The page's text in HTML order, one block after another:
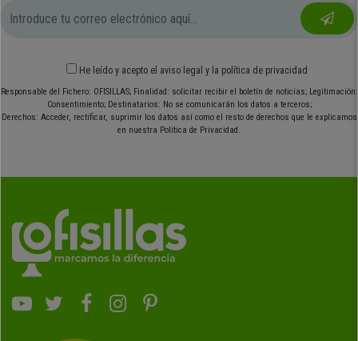
He leído y acepto el aviso legal y la política de privacidad
Responsable del Fichero: OFISILLAS; Finalidad: solicitar recibir el boletín de noticias; Legitimación:
Consentimiento; Destinatarios: No se comunicarán los datos a terceros;
Derechos: Acceder, rectificar, suprimir los datos así como el resto de derechos que le explicamos
en nuestra Política de Privacidad.